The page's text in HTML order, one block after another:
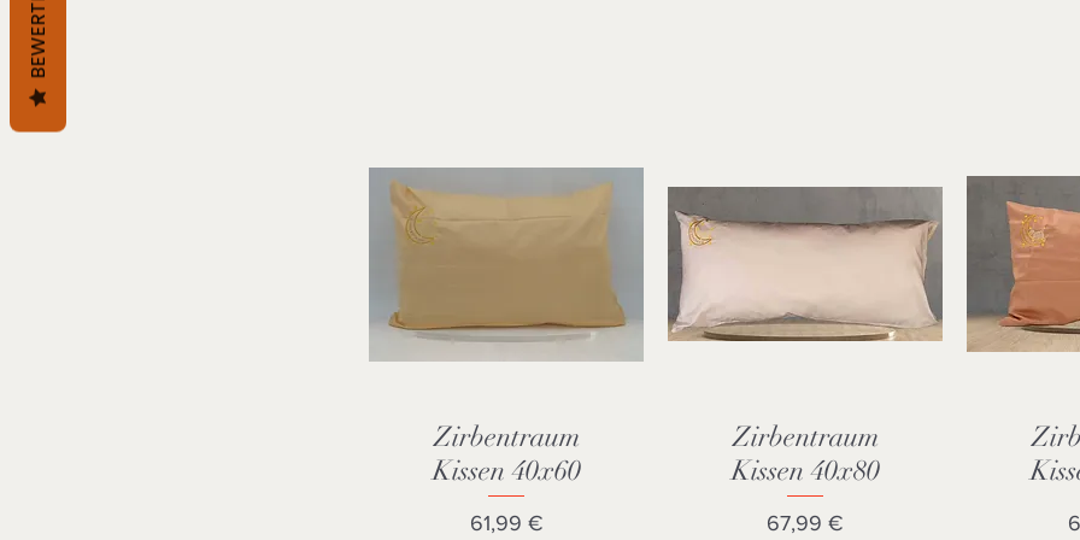
Schnellansicht
Zirbentraum
Kissen 40x60
Preis
61,99 €
Schnellansicht
Zirbentraum
Kissen 40x80
Preis
67,99 €
BEWERTEN